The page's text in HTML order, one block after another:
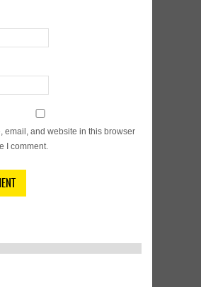
email, and website in this browser
I comment.